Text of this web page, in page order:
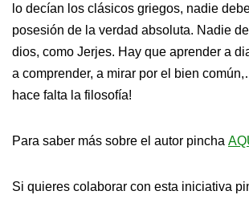
lo decían los clásicos griegos, nadie
posesión de la verdad absoluta. Nadie
dios, como Jerjes. Hay que aprender a
a comprender, a mirar por el bien
hace falta la filosofía!
Para saber más sobre el autor pincha
Si quieres colaborar con esta iniciativa